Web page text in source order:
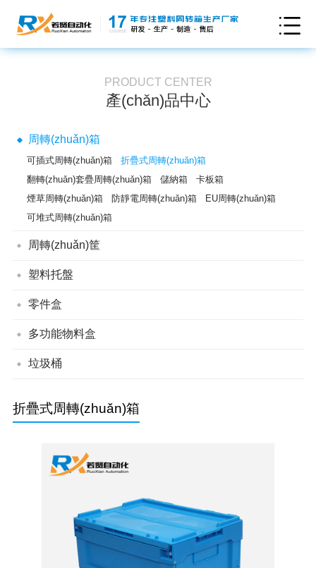
PRODUCT CENTER
產(chǎn)品中心
周轉(zhuǎn)箱
可插式周轉(zhuǎn)箱
折疊式周轉(zhuǎn)箱
翻轉(zhuǎn)套疊周轉(zhuǎn)箱
儲納箱
卡板箱
煙草周轉(zhuǎn)箱
防靜電周轉(zhuǎn)箱
EU周轉(zhuǎn)箱
可堆式周轉(zhuǎn)箱
周轉(zhuǎn)筐
通用型周轉(zhuǎn)筐
塑料托盤
單面川字平板塑料托盤
零件盒
多功能物料盒
垃圾桶
折疊式周轉(zhuǎn)箱